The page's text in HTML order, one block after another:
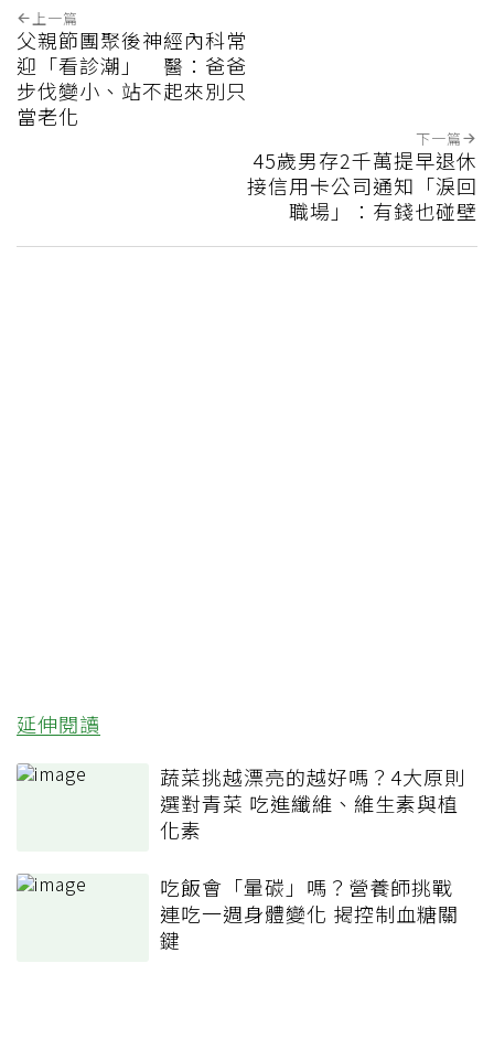
上一篇
父親節團聚後神經內科常
迎「看診潮」 醫：爸爸
步伐變小、站不起來別只
當老化
下一篇
45歲男存2千萬提早退休
接信用卡公司通知「淚回
職場」：有錢也碰壁
延伸閱讀
蔬菜挑越漂亮的越好嗎？4大原則
選對青菜 吃進纖維、維生素與植
化素
吃飯會「暈碳」嗎？營養師挑戰
連吃一週身體變化 揭控制血糖關
鍵